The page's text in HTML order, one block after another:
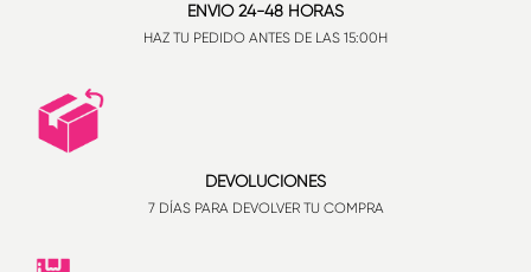
ENVÍO 24-48 HORAS
HAZ TU PEDIDO ANTES DE LAS 15:00H
DEVOLUCIONES
7 DÍAS PARA DEVOLVER TU COMPRA